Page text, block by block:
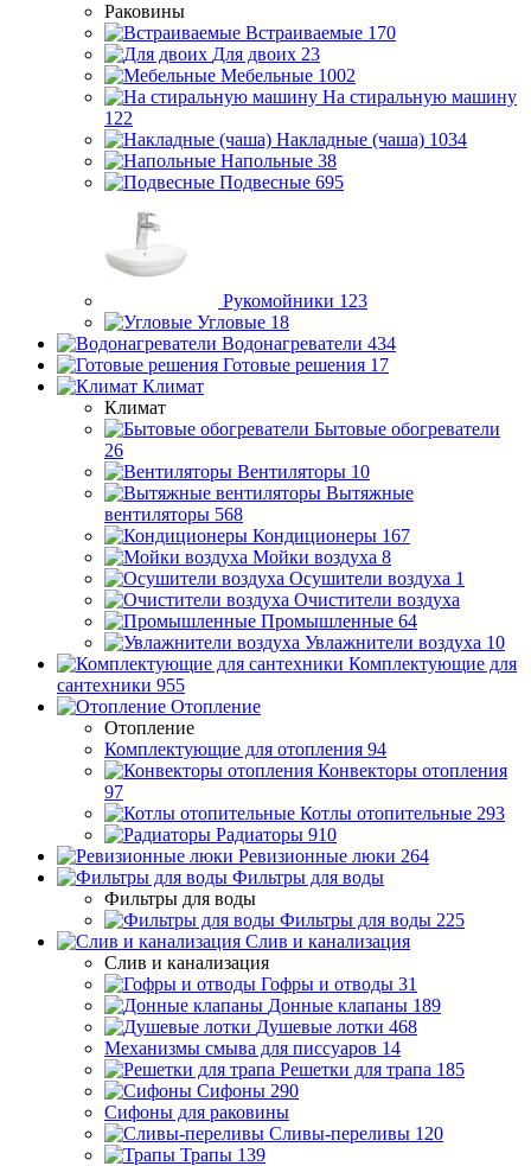
Раковины
Встраиваемые 170
Для двоих 23
Мебельные 1002
На стиральную машину
122
Накладные (чаша) 1034
Напольные 38
Подвесные 695
Рукомойники 123
Угловые 18
Водонагреватели 434
Готовые решения 17
Климат
Климат
Бытовые обогреватели
26
Вентиляторы 10
Вытяжные
вентиляторы 568
Кондиционеры 167
Мойки воздуха 8
Осушители воздуха 1
Очистители воздуха
Промышленные 64
Увлажнители воздуха 10
Комплектующие для
сантехники 955
Отопление
Отопление
Комплектующие для отопления 94
Конвекторы отопления
97
Котлы отопительные 293
Радиаторы 910
Ревизионные люки 264
Фильтры для воды
Фильтры для воды
Фильтры для воды 225
Слив и канализация
Слив и канализация
Гофры и отводы 31
Донные клапаны 189
Душевые лотки 468
Механизмы смыва для писсуаров 14
Решетки для трапа 185
Сифоны 290
Сифоны для раковины
Сливы-переливы 120
Трапы 139